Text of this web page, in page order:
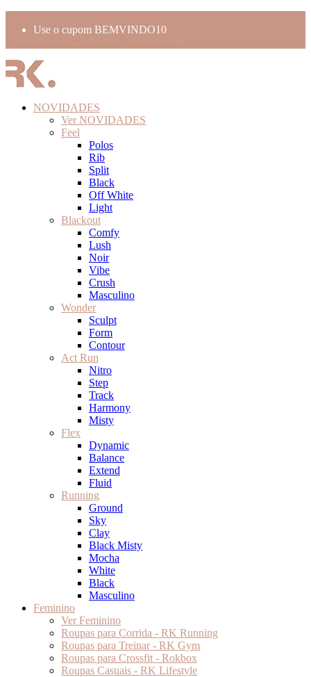
Use o cupom BEMVINDO10
NOVIDADES
Ver NOVIDADES
Feel
Polos
Rib
Split
Black
Off White
Light
Blackout
Comfy
Lush
Noir
Vibe
Crush
Masculino
Wonder
Sculpt
Form
Contour
Act Run
Nitro
Step
Track
Harmony
Misty
Flex
Dynamic
Balance
Extend
Fluid
Running
Ground
Sky
Clay
Black Misty
Mocha
White
Black
Masculino
Feminino
Ver Feminino
Roupas para Corrida - RK Running
Roupas para Treinar - RK Gym
Roupas para Crossfit - Rokbox
Roupas Casuais - RK Lifestyle